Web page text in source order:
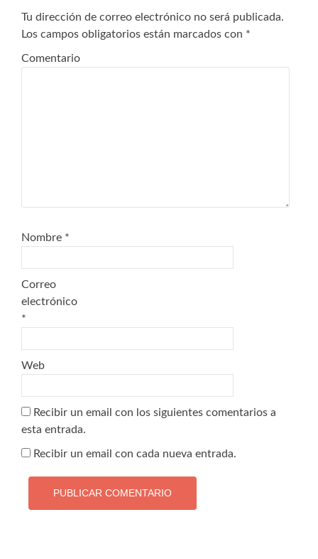
Tu dirección de correo electrónico no será publicada.
Los campos obligatorios están marcados con *
Comentario
Nombre *
Correo
electrónico
*
Web
Recibir un email con los siguientes comentarios a
esta entrada.
Recibir un email con cada nueva entrada.